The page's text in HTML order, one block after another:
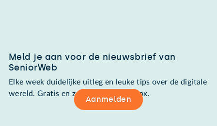
Meld je aan voor de nieuwsbrief van
SeniorWeb
Elke week duidelijke uitleg en leuke tips over de digitale
wereld. Gratis en zomaar in de mailbox.
Aanmelden